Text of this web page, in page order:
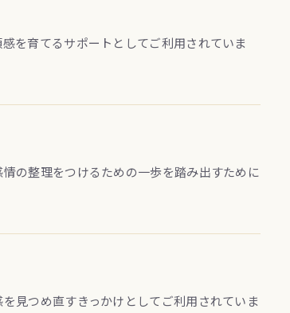
を育てるサポートとしてご利用されていま
の整理をつけるための一歩を踏み出すために
見つめ直すきっかけとしてご利用されていま